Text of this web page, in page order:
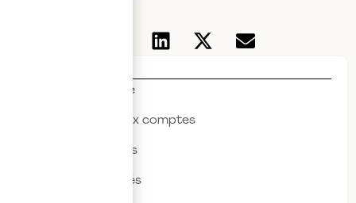
Actualités & veille
Commissariat aux comptes
Droit des affaires
Droit des sociétés